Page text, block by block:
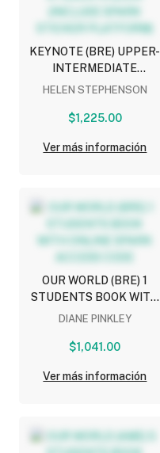
KEYNOTE (BRE) UPPER-
INTERMEDIATE
STUDENTS BOOK
STICKER PLATFORM)
HELEN STEPHENSON
$1,225.00
Ver más información
OUR WORLD (BRE) 1
STUDENTS BOOK WITH
ONLINE SPARK ACCESS
DIANE PINKLEY
$1,041.00
Ver más información